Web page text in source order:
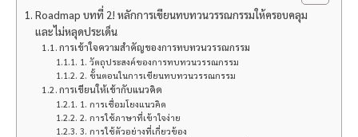
Roadmap บทที่ 2! หลักการเขียนทบทวนวรรณกรรมให้ครอบคลุม
และไม่หลุดประเด็น
การเข้าใจความสำคัญของการทบทวนวรรณกรรม
1. วัตถุประสงค์ของการทบทวนวรรณกรรม
2. ขั้นตอนในการเขียนทบทวนวรรณกรรม
การเขียนให้เข้ากับแนวคิด
1. การเชื่อมโยงแนวคิด
2. การใช้ภาษาที่เข้าใจง่าย
3. การใช้ตัวอย่างที่เกี่ยวข้อง